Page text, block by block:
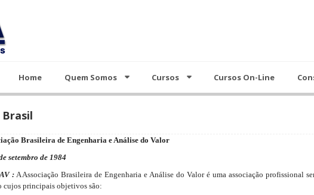
Home Quem Somos Cursos Cursos On-Line
Brasileira de Engenharia e Análise do Valor
setembro de 1984
:A Associação Brasileira de Engenharia e Análise do Valor é uma associação profissional
cujos principais objetivos são: